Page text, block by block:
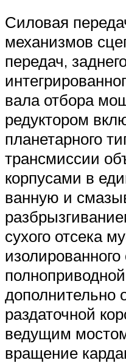
Силовая
механизмов
передач,
вала отбора
редуктором
планетарного
трансмиссии
корпусами в
ванную и
сухого отсека
дополнительно
раздаточной
ведущим
вращение